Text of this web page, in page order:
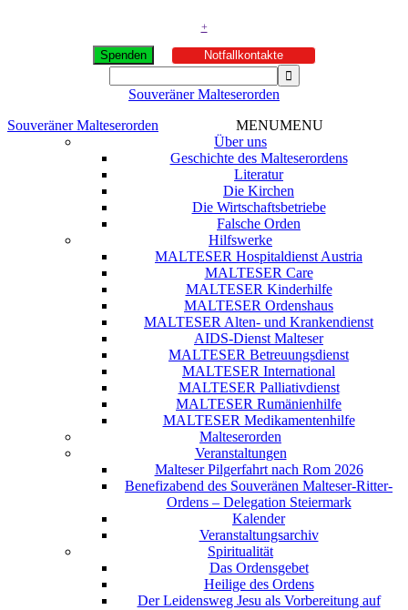
+
Spenden Notfallkontakte
Souveräner Malteserorden
Souveräner Malteserorden
MENUMENU
Über uns
Geschichte des Malteserordens
Literatur
Die Kirchen
Die Wirtschaftsbetriebe
Falsche Orden
Hilfswerke
MALTESER Hospitaldienst Austria
MALTESER Care
MALTESER Kinderhilfe
MALTESER Ordenshaus
MALTESER Alten- und Krankendienst
AIDS-Dienst Malteser
MALTESER Betreuungsdienst
MALTESER International
MALTESER Palliativdienst
MALTESER Rumänienhilfe
MALTESER Medikamentenhilfe
Malteserorden
Veranstaltungen
Malteser Pilgerfahrt nach Rom 2026
Benefizabend des Souveränen Malteser-Ritter-
Ordens – Delegation Steiermark
Kalender
Veranstaltungsarchiv
Spiritualität
Das Ordensgebet
Heilige des Ordens
Der Leidensweg Jesu als Vorbereitung auf